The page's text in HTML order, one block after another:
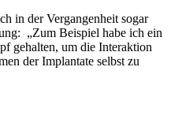
in der Vergangenheit sogar
„Zum Beispiel habe ich ein
gehalten, um die Interaktion
der Implantate selbst zu